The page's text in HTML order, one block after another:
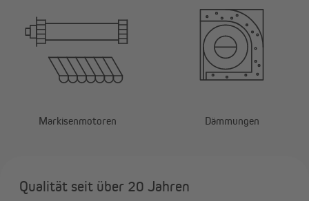
Markisenmotoren Dämmungen
Qualität seit über 20 Jahren